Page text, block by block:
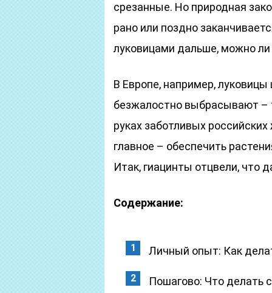
срезанные. Но природная
рано или поздно
луковицами дальше, можно ли
В Европе, например,
безжалостно выбрасывают –
руках заботливых
главное – обеспечить
Итак, гиацинты отцвели, что
Содержание:
Личный опыт: Как
Пошагово: Что делать